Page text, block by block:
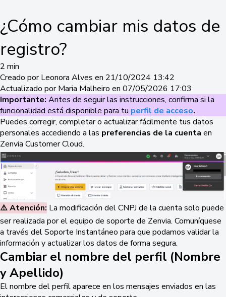
¿Cómo cambiar mis datos de
registro?
2 min
Creado por Leonora Alves en 21/10/2024 13:42
Actualizado por Maria Malheiro en 07/05/2026 17:03
Importante: Antes de seguir las instrucciones, confirma si la
funcionalidad está disponible para tu perfil de acceso.
Puedes corregir, completar o actualizar fácilmente tus datos
personales accediendo a las preferencias de la cuenta en
Zenvia Customer Cloud.
⚠️ Atención: La modificación del CNPJ de la cuenta solo puede
ser realizada por el equipo de soporte de Zenvia. Comuníquese
a través del Soporte Instantáneo para que podamos validar la
información y actualizar los datos de forma segura.
Cambiar el nombre del perfil (Nombre
y Apellido)
El nombre del perfil aparece en los mensajes enviados en las